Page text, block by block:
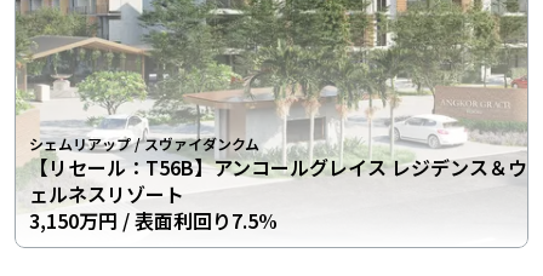
シェムリアップ/スヴァイダンクム
【リセール：T56B】アンコールグレイス レジデンス＆ウ
ェルネスリゾート
3,150万円 / 表面利回り7.5%